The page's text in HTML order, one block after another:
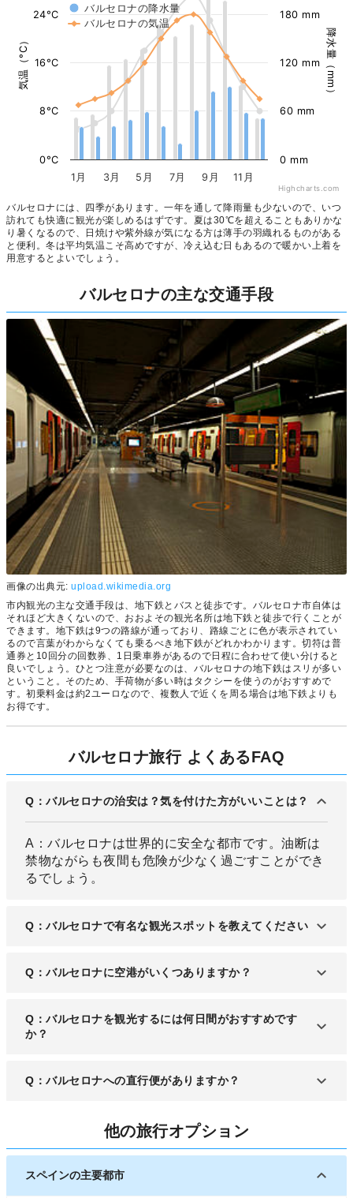
気温（°C） 降水量（mm）
バルセロナの降水量
バルセロナの気温
1月 3月 5月 7月 9月 11月
0°C
8°C
16°C
24°C
0 mm
60 mm
120 mm
180 mm
Highcharts.com
バルセロナには、四季があります。一年を通して降雨量も少ないので、いつ
訪れても快適に観光が楽しめるはずです。夏は30℃を超えることもありかな
り暑くなるので、日焼けや紫外線が気になる方は薄手の羽織れるものがある
と便利。冬は平均気温こそ高めですが、冷え込む日もあるので暖かい上着を
用意するとよいでしょう。
バルセロナの主な交通手段
画像の出典元: upload.wikimedia.org
市内観光の主な交通手段は、地下鉄とバスと徒歩です。バルセロナ市自体は
それほど大きくないので、おおよその観光名所は地下鉄と徒歩で行くことが
できます。地下鉄は9つの路線が通っており、路線ごとに色が表示されてい
るので言葉がわからなくても乗るべき地下鉄がどれかわかります。切符は普
通券と10回分の回数券、1日乗車券があるので日程に合わせて使い分けると
良いでしょう。ひとつ注意が必要なのは、バルセロナの地下鉄はスリが多い
ということ。そのため、手荷物が多い時はタクシーを使うのがおすすめで
す。初乗料金は約2ユーロなので、複数人で近くを周る場合は地下鉄よりも
お得です。
バルセロナ旅行 よくあるFAQ
Q：バルセロナの治安は？気を付けた方がいいことは？
A：バルセロナは世界的に安全な都市です。油断は
禁物ながらも夜間も危険が少なく過ごすことができ
るでしょう。
Q：バルセロナで有名な観光スポットを教えてください
A：世界的に知られる教会「サグラダ・ファミリ
ます。
Q：バルセロナに空港がいくつありますか？
A：バルセロナ＝エル・プラット空港があります。
Q：バルセロナを観光するには何日間がおすすめです
か？
A：バルセロナ観光は2泊3日からがおすすめです。
Q：バルセロナへの直行便がありますか？
A：多くの航空会社便が就航していますが、日本か
らの直行便はありません。
他の旅行オプション
スペインの主要都市